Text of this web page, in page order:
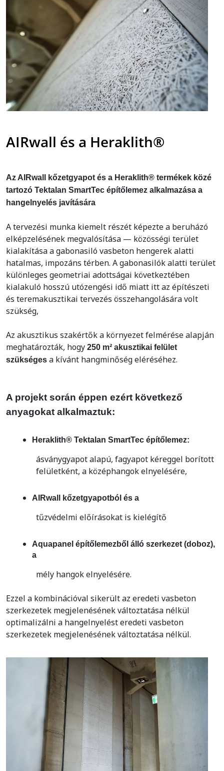
AIRwall és a Heraklith®
Az AIRwall kőzetgyapot és a Heraklith® termékek közé
tartozó Tektalan SmartTec építőlemez alkalmazása a
hangelnyelés javítására
A tervezési munka kiemelt részét képezte a beruházó
elképzelésének megvalósítása — közösségi terület
kialakítása a gabonasiló vasbeton hengerek alatti
hatalmas, impozáns térben. A gabonasilók alatti terület
különleges geometriai adottságai következtében
kialakuló hosszú utózengési idő miatt itt az építészeti
és teremakusztikai tervezés összehangolására volt
szükség,
Az akusztikus szakértők a környezet felmérése alapján
meghatározták, hogy 250 m² akusztikai felület
szükséges a kívánt hangminőség eléréséhez.
A projekt során éppen ezért következő
anyagokat alkalmaztuk:
Heraklith® Tektalan SmartTec építőlemez:
ásványgyapot alapú, fagyapot kéreggel borított
felületként, a középhangok elnyelésére,
AIRwall kőzetgyapotból és a
tűzvédelmi előírásokat is kielégítő
Aquapanel építőlemezből álló szerkezet (doboz),
a
mély hangok elnyelésére.
Ezzel a kombinációval sikerült az eredeti vasbeton
szerkezetek megjelenésének változtatása nélkül
optimalizálni a hangelnyelést eredeti vasbeton
szerkezetek megjelenésének változtatása nélkül.